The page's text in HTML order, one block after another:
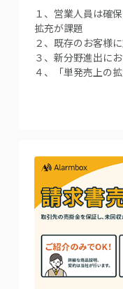
１、営業人員は確
拡充が課題
２、既存のお客様
３、新分野進出に
４、「単発売上の